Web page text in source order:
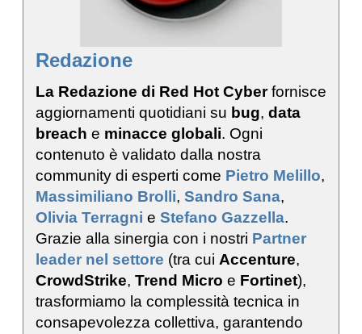
Redazione
La Redazione di Red Hot Cyberfornisce
aggiornamenti quotidiani su bug, data
breach e minacce globali. Ogni
contenuto è validato dalla nostra
community di esperti come Pietro Melillo,
Massimiliano Brolli, Sandro Sana,
Olivia Terragni e Stefano Gazzella.
Grazie alla sinergia con i nostri Partner
leader nel settore (tra cui Accenture,
CrowdStrike, Trend Micro e Fortinet),
trasformiamo la complessità tecnica in
consapevolezza collettiva, garantendo